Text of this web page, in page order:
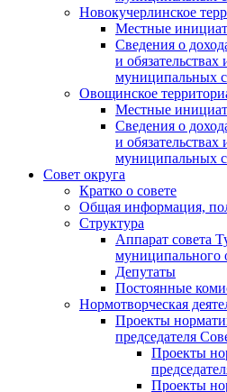
Новокучерлинское
Местные
Сведения о
и
муниципальных
Овощинское
Местные
Сведения о
и
муниципальных
Совет округа
Кратко о совете
Общая информация,
Структура
Аппарат совета
муниципального
Депутаты
Постоянные
Нормотворческая
Проекты
председателя
Проекты
Проекты